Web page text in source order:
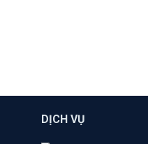
DỊCH VỤ